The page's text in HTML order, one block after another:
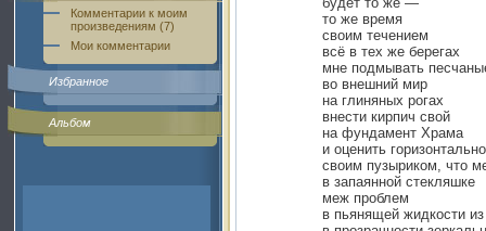
Комментарии к моим
произведениям (7)
Мои комментарии
Избранное
Альбом
то же время
своим течением
всё в тех же берегах
мне подмывать
во внешний мир
на глиняных рогах
внести кирпич свой
на фундамент Храма
и оценить
своим пузыриком, что
в запаянной стекляшке
меж проблем
в пьянящей жидкости